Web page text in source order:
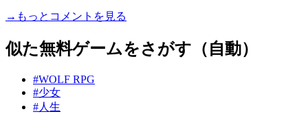
→もっとコメントを見る
似た無料ゲームをさがす（自動）
#WOLF RPG
#少女
#人生